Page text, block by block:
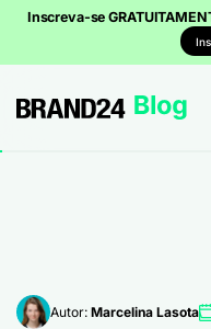
Inscreva-se
Autor: Marcelina Lasota